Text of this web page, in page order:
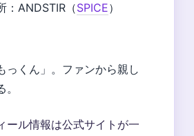
：ANDSTIR（SPICE）
っくん」。ファンから親し
ール情報は公式サイトが一